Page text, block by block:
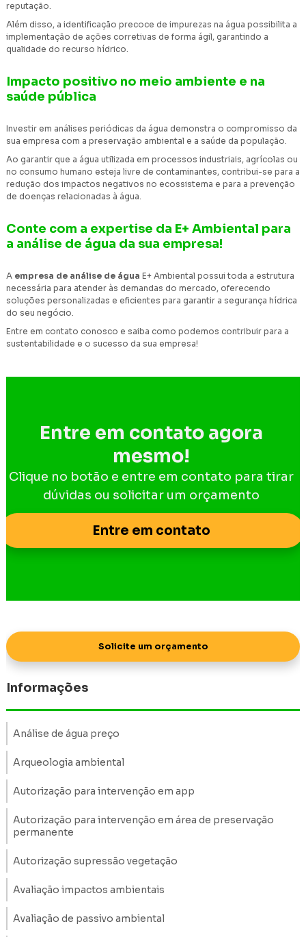
reputação.
Além disso, a identificação precoce de impurezas na água possibilita a
implementação de ações corretivas de forma ágil, garantindo a
qualidade do recurso hídrico.
Impacto positivo no meio ambiente e na
saúde pública
Investir em análises periódicas da água demonstra o compromisso da
sua empresa com a preservação ambiental e a saúde da população.
Ao garantir que a água utilizada em processos industriais, agrícolas ou
no consumo humano esteja livre de contaminantes, contribui-se para a
redução dos impactos negativos no ecossistema e para a prevenção
de doenças relacionadas à água.
Conte com a expertise da E+ Ambiental para
a análise de água da sua empresa!
A empresa de análise de água E+ Ambiental possui toda a estrutura
necessária para atender às demandas do mercado, oferecendo
soluções personalizadas e eficientes para garantir a segurança hídrica
do seu negócio.
Entre em contato conosco e saiba como podemos contribuir para a
sustentabilidade e o sucesso da sua empresa!
Entre em contato agora
mesmo!
Clique no botão e entre em contato para tirar
dúvidas ou solicitar um orçamento
Entre em contato
Solicite um orçamento
Informações
Análise de água preço
Arqueologia ambiental
Autorização para intervenção em app
Autorização para intervenção em área de preservação
permanente
Autorização supressão vegetação
Avaliação impactos ambientais
Avaliação de passivo ambiental